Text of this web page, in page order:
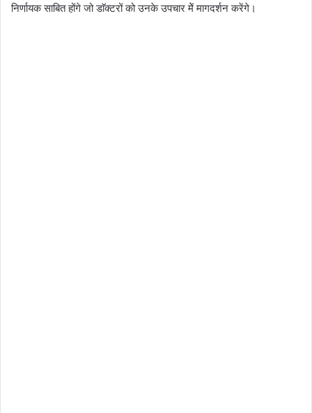
निर्णायक साबित होंगे जो डाॅक्टरों को उनके उपचार मेें मागदर्शन करेंगे।